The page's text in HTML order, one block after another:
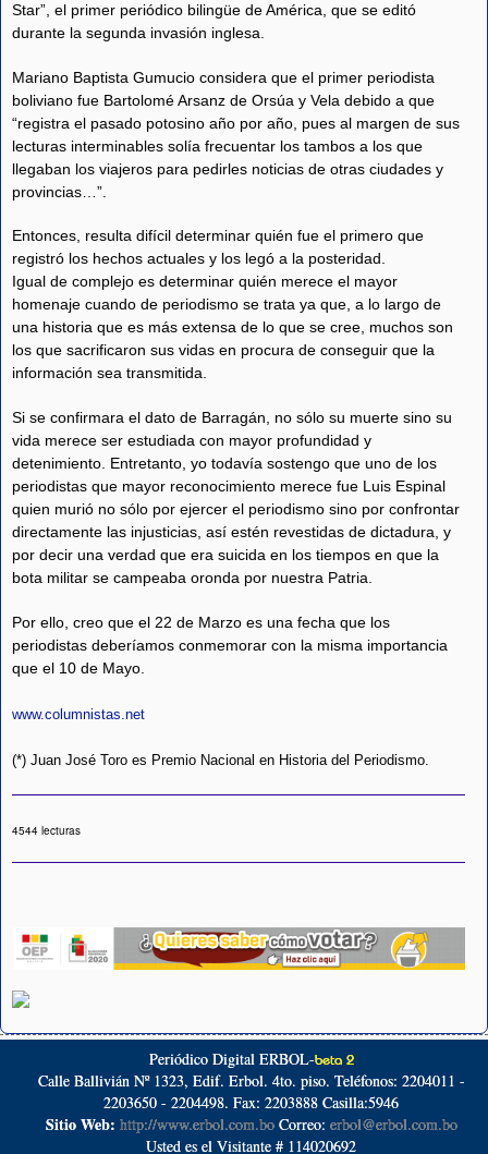
Star”, el primer periódico bilingüe de América, que se editó
durante la segunda invasión inglesa.
Mariano Baptista Gumucio considera que el primer periodista
boliviano fue Bartolomé Arsanz de Orsúa y Vela debido a que
“registra el pasado potosino año por año, pues al margen de sus
lecturas interminables solía frecuentar los tambos a los que
llegaban los viajeros para pedirles noticias de otras ciudades y
provincias…”.
Entonces, resulta difícil determinar quién fue el primero que
registró los hechos actuales y los legó a la posteridad.
Igual de complejo es determinar quién merece el mayor
homenaje cuando de periodismo se trata ya que, a lo largo de
una historia que es más extensa de lo que se cree, muchos son
los que sacrificaron sus vidas en procura de conseguir que la
información sea transmitida.
Si se confirmara el dato de Barragán, no sólo su muerte sino su
vida merece ser estudiada con mayor profundidad y
detenimiento. Entretanto, yo todavía sostengo que uno de los
periodistas que mayor reconocimiento merece fue Luis Espinal
quien murió no sólo por ejercer el periodismo sino por confrontar
directamente las injusticias, así estén revestidas de dictadura, y
por decir una verdad que era suicida en los tiempos en que la
bota militar se campeaba oronda por nuestra Patria.
Por ello, creo que el 22 de Marzo es una fecha que los
periodistas deberíamos conmemorar con la misma importancia
que el 10 de Mayo.
www.columnistas.net
(*) Juan José Toro es Premio Nacional en Historia del Periodismo.
4544 lecturas
Periódico Digital ERBOL-beta 2
Calle Ballivián Nº 1323, Edif. Erbol. 4to. piso. Teléfonos: 2204011 -
2203650 - 2204498. Fax: 2203888 Casilla:5946
Sitio Web: http://www.erbol.com.boCorreo: erbol@erbol.com.bo
Usted es el Visitante # 114020692